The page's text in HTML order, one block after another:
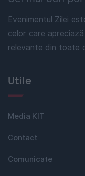
Evenimentul Zilei
celor care
relevante din toate
Utile
Media KIT
Contact
Comunicate